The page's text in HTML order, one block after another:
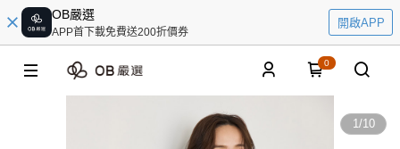
OB嚴選
APP首下載免費送200折價券
開啟APP
0
1/10